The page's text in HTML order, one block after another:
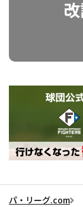
パ・リーグ.com